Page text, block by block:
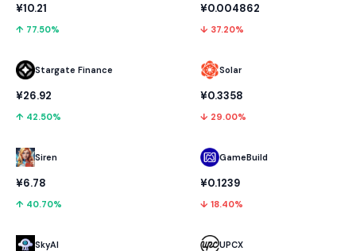
¥10.21
↑ 77.50%
Stargate Finance
¥26.92
↑ 42.50%
Siren
¥6.78
↑ 40.70%
SkyAI
¥0.004862
↓ 37.20%
Solar
¥0.3358
↓ 29.00%
GameBuild
¥0.1239
↓ 18.40%
UPCX